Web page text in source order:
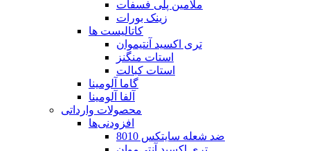
ملامین پلی فسفات
زینک بورات
کاتالیست ها
تری اکسید آنتیموان
استات منگنز
استات کبالت
گاما آلومینا
آلفا آلومینا
محصولات وارداتی
افزودنی‌ها
ضد شعله سایتکس 8010